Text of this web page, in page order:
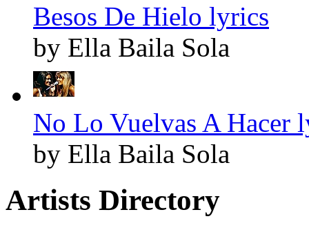
Besos De Hielo lyrics
by Ella Baila Sola
No Lo Vuelvas A Hacer
by Ella Baila Sola
Artists Directory